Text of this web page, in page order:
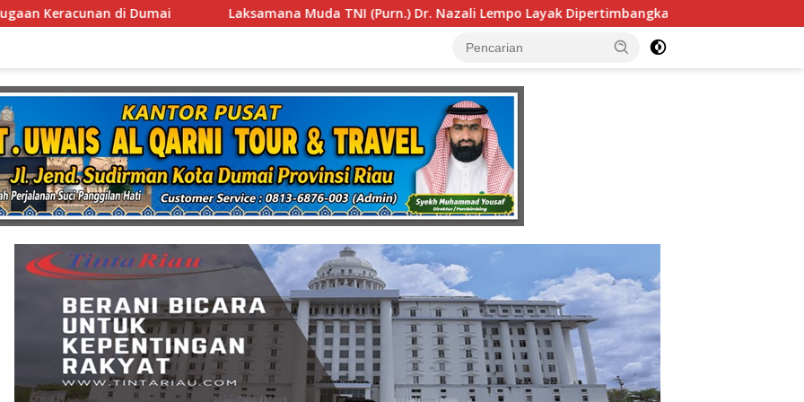
Muda TNI (Purn.) Dr. Nazali Lempo Layak Dipertimbangkan sebagai Jaksa Agung: Tegas, Berintegritas, dan Tidak